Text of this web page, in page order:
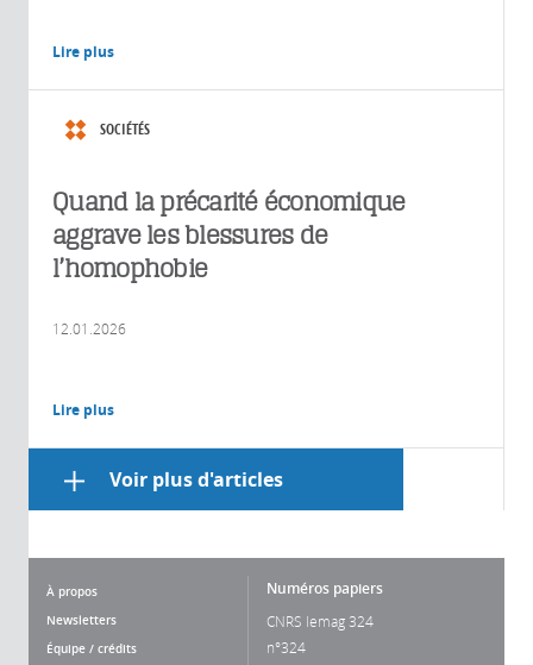
Lire plus
SOCIÉTÉS
Quand la précarité économique
aggrave les blessures de
l’homophobie
12.01.2026
Lire plus
Voir plus d'articles
À propos
Newsletters
Équipe / crédits
Numéros papiers
CNRS lemag 324
n°324